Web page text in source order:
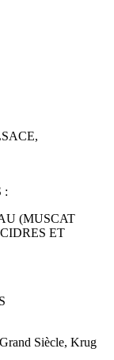
:
(MUSCAT
ET
Siècle, Krug